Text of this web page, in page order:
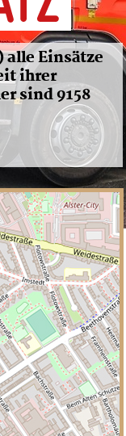
Einsätze
ihrer
sind 9158